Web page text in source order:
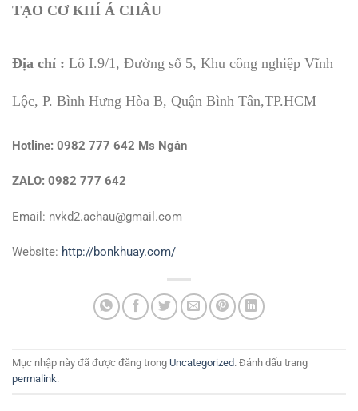
TẠO CƠ KHÍ Á CHÂU
Địa chỉ : Lô I.9/1, Đường số 5, Khu công nghiệp Vĩnh
Lộc, P. Bình Hưng Hòa B, Quận Bình Tân,TP.HCM
Hotline: 0982 777 642 Ms Ngân
ZALO: 0982 777 642
Email: nvkd2.achau@gmail.com
Website: http://bonkhuay.com/
Mục nhập này đã được đăng trong Uncategorized. Đánh dấu trang
permalink.